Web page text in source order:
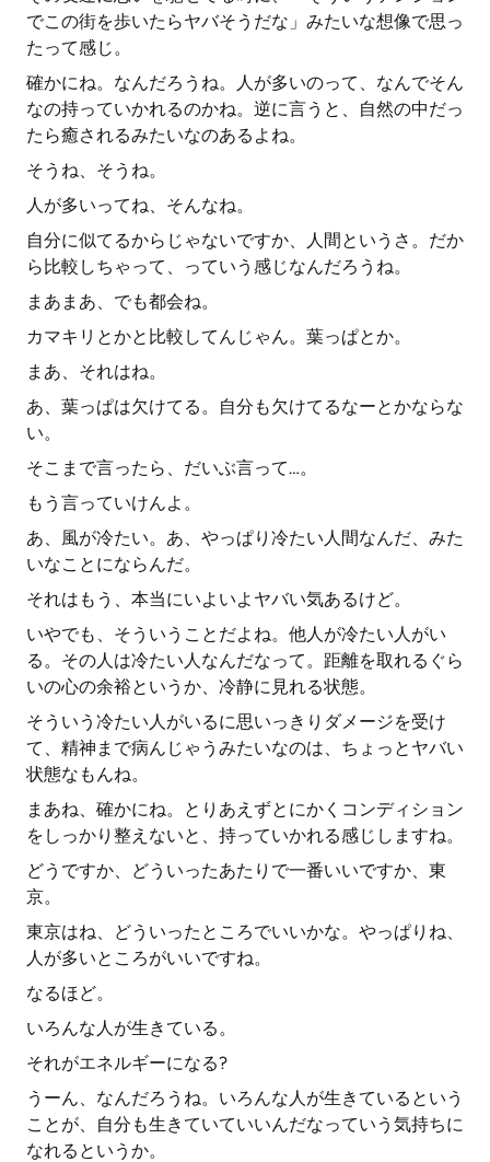
でこの街を歩いたらヤバそうだな」みたいな想像で思っ
たって感じ。
確かにね。なんだろうね。人が多いのって、なんでそん
なの持っていかれるのかね。逆に言うと、自然の中だっ
たら癒されるみたいなのあるよね。
そうね、そうね。
人が多いってね、そんなね。
自分に似てるからじゃないですか、人間というさ。だか
ら比較しちゃって、っていう感じなんだろうね。
まあまあ、でも都会ね。
カマキリとかと比較してんじゃん。葉っぱとか。
まあ、それはね。
あ、葉っぱは欠けてる。自分も欠けてるなーとかならな
い。
そこまで言ったら、だいぶ言って…。
もう言っていけんよ。
あ、風が冷たい。あ、やっぱり冷たい人間なんだ、みた
いなことにならんだ。
それはもう、本当にいよいよヤバい気あるけど。
いやでも、そういうことだよね。他人が冷たい人がい
る。その人は冷たい人なんだなって。距離を取れるぐら
いの心の余裕というか、冷静に見れる状態。
そういう冷たい人がいるに思いっきりダメージを受け
て、精神まで病んじゃうみたいなのは、ちょっとヤバい
状態なもんね。
まあね、確かにね。とりあえずとにかくコンディション
をしっかり整えないと、持っていかれる感じしますね。
どうですか、どういったあたりで一番いいですか、東
京。
東京はね、どういったところでいいかな。やっぱりね、
人が多いところがいいですね。
なるほど。
いろんな人が生きている。
それがエネルギーになる?
うーん、なんだろうね。いろんな人が生きているという
ことが、自分も生きていていいんだなっていう気持ちに
なれるというか。